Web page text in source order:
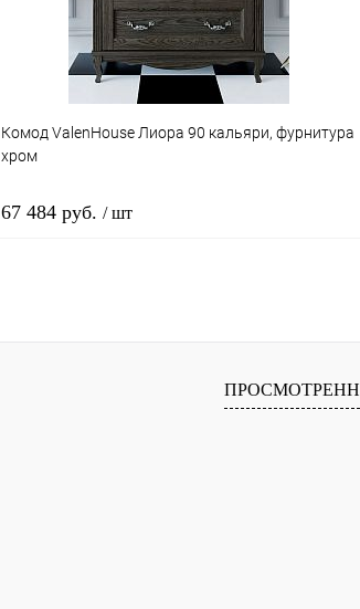
В избранное Под заказ
Комод ValenHouse Лиора 90 кальяри, фурнитура
хром
67 484 руб. / шт
Под заказ